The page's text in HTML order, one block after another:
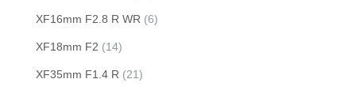
XF16mm F2.8 R WR (6)
XF18mm F2 (14)
XF35mm F1.4 R (21)